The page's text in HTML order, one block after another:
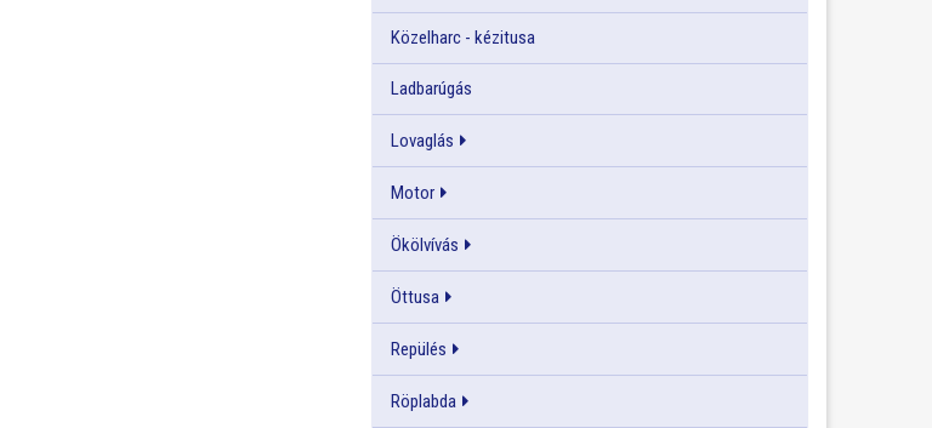
Közelharc - kézitusa
Ladbarúgás
Lovaglás
Motor
Ökölvívás
Öttusa
Repülés
Röplabda